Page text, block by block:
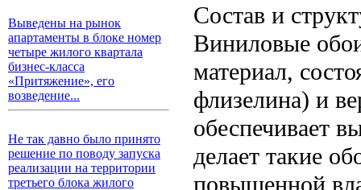
Выведены на рынок
апартаменты в блоке номер
четыре жилого квартала
бизнес-класса
«Притяжение», его
возведение...
Не так давно было принято
решение по поводу запуска
реализации на территории
третьего блока жилого
Состав и
Виниловые
материал,
флизелина) и
обеспечивает
делает такие
повышенной